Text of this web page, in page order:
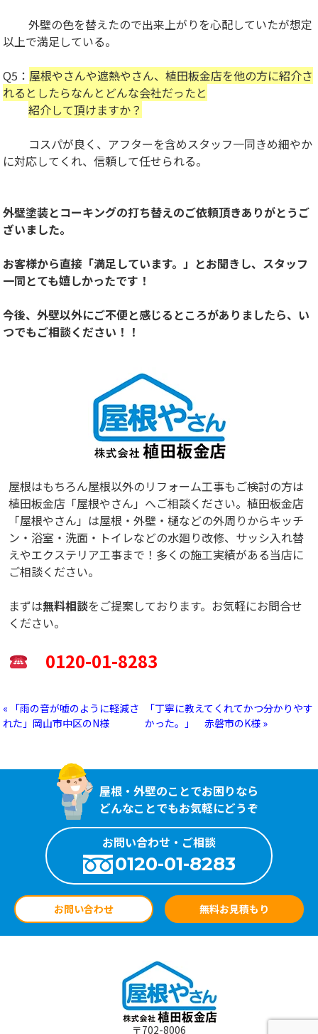
外壁の色を替えたので出来上がりを心配していたが想定
以上で満足している。
Q5： 屋根やさんや遮熱やさん、植田板金店を他の方に紹介さ
れるとしたらなんとどんな会社だったと
紹介して頂けますか？
コスパが良く、アフターを含めスタッフ一同きめ細やか
に対応してくれ、信頼して任せられる。
外壁塗装とコーキングの打ち替えのご依頼頂きありがとうご
ざいました。
お客様から直接「満足しています。」とお聞きし、スタッフ
一同とても嬉しかったです！
今後、外壁以外にご不便と感じるところがありましたら、い
つでもご相談ください！！
屋根はもちろん屋根以外のリフォーム工事もご検討の方は
植田板金店「屋根やさん」へご相談ください。植田板金店
「屋根やさん」は屋根・外壁・樋などの外周りからキッチ
ン・浴室・洗面・トイレなどの水廻り改修、サッシ入れ替
えやエクステリア工事まで！多くの施工実績がある当店に
ご相談ください。
まずは無料相談をご提案しております。お気軽にお問合せ
ください。
0120-01-8283
« 「雨の音が嘘のように軽減さ
れた」岡山市中区のN様
「丁寧に教えてくれてかつ分かりやす
かった。」 赤磐市のK様 »
屋根・外壁のことでお困りなら
どんなことでもお気軽にどうぞ
お問い合わせ・ご相談
0120-01-8283
お問い合わせ 無料お見積もり
〒702-8006